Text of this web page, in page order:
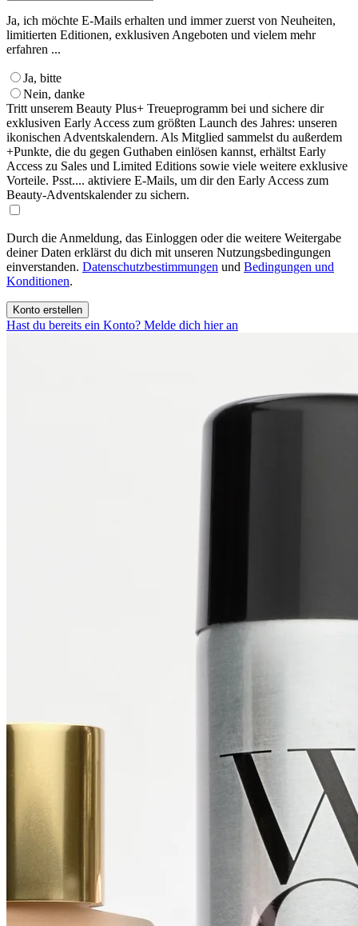
Ja, ich möchte E-Mails erhalten und immer zuerst von Neuheiten,
limitierten Editionen, exklusiven Angeboten und vielem mehr
erfahren ...
Ja, bitte
Nein, danke
Tritt unserem Beauty Plus+ Treueprogramm bei und sichere dir
exklusiven Early Access zum größten Launch des Jahres: unseren
ikonischen Adventskalendern. Als Mitglied sammelst du außerdem
+Punkte, die du gegen Guthaben einlösen kannst, erhältst Early
Access zu Sales und Limited Editions sowie viele weitere exklusive
Vorteile. Psst.... aktiviere E-Mails, um dir den Early Access zum
Beauty-Adventskalender zu sichern.
Durch die Anmeldung, das Einloggen oder die weitere Weitergabe
deiner Daten erklärst du dich mit unseren Nutzungsbedingungen
einverstanden. Datenschutzbestimmungen und Bedingungen und
Konditionen.
Konto erstellen
Hast du bereits ein Konto? Melde dich hier an